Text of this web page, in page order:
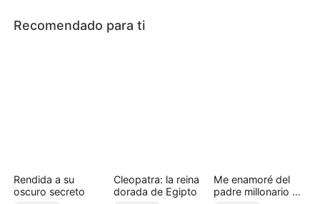
Recomendado para ti
Rendida a su
oscuro secreto
Cleopatra: la reina
dorada de Egipto
Me enamoré del
padre millonario de